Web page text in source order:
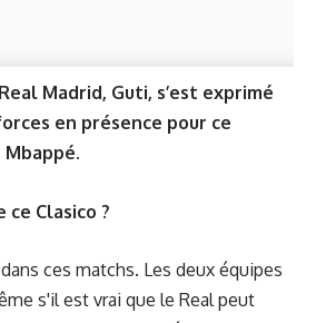
Madrid, Guti, s’est exprimé
en présence pour ce
Mbappé.
Clasico ?
ces matchs. Les deux équipes
s'il est vrai que le Real peut